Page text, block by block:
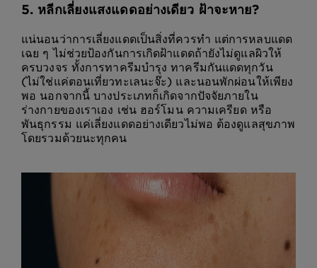
5. หลีกเลี่ยงแสงแดดอย่างเดียว ฝ้าจะหาย?
แน่นอนว่าการเลี่ยงแดดเป็นสิ่งที่ควรทำ แต่การหลบแดด
เฉย ๆ ไม่ช่วยป้องกันการเกิดฝ้าแดดถ้ายังไม่ดูแลผิวให้
ครบวงจร ทั้งการทาครีมบำรุง ทาครีมกันแดดทุกวัน
(ไม่ใช่แค่ตอนเที่ยวทะเลนะจ๊ะ) และนอนพักผ่อนให้เพียง
พอ นอกจากนี้ บางประเภทก็เกิดจากปัจจัยภายใน
ร่างกายของเราเอง เช่น ฮอร์โมน ความเครียด หรือ
พันธุกรรม แค่เลี่ยงแดดอย่างเดียวไม่พอ ต้องดูแลสุขภาพ
โดยรวมด้วยนะทุกคน